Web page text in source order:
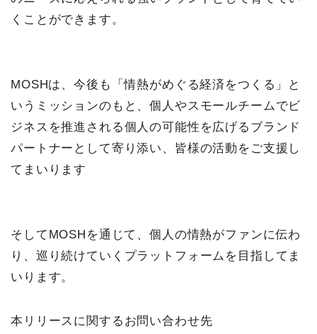
くことができます。
MOSHは、今後も「情熱がめぐる経済をつくる」と
いうミッションのもと、個人やスモールチームでビ
ジネスを推進される個人の可能性を広げるブランド
パートナーとして寄り添い、皆様の活動をご支援し
てまいります
そしてMOSHを通じて、個人の情熱がファンに伝わ
り、巡り続けていくプラットフォームを目指してま
いります。
本リリースに関するお問い合わせ先